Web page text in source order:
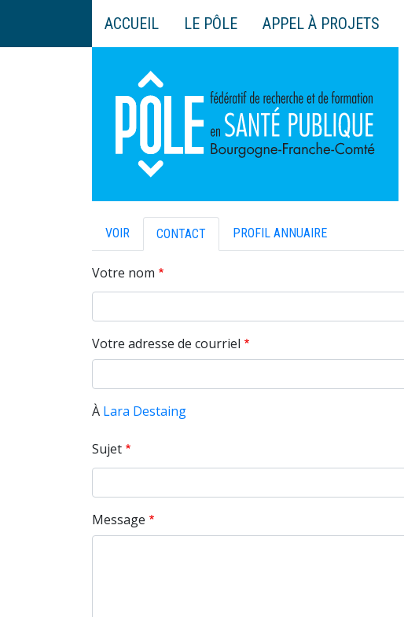
contenu
Main
navigation
ACCUEIL LE PÔLE APPEL À PROJETS
PRIMARY
TABS
VOIR CONTACT PROFIL ANNUAIRE
Votre nom
Votre adresse de courriel
À Lara Destaing
Sujet
Message